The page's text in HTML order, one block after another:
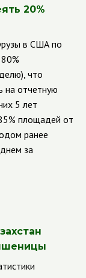
20%
в США по
что
на отчетную
5 лет
площадей от
ранее
за